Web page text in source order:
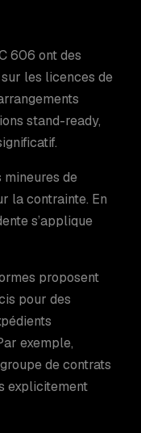
606 ont des
les licences de
stand-ready,
mineures de
la contrainte. En
s’applique
proposent
pour des
exemple,
de contrats
explicitement